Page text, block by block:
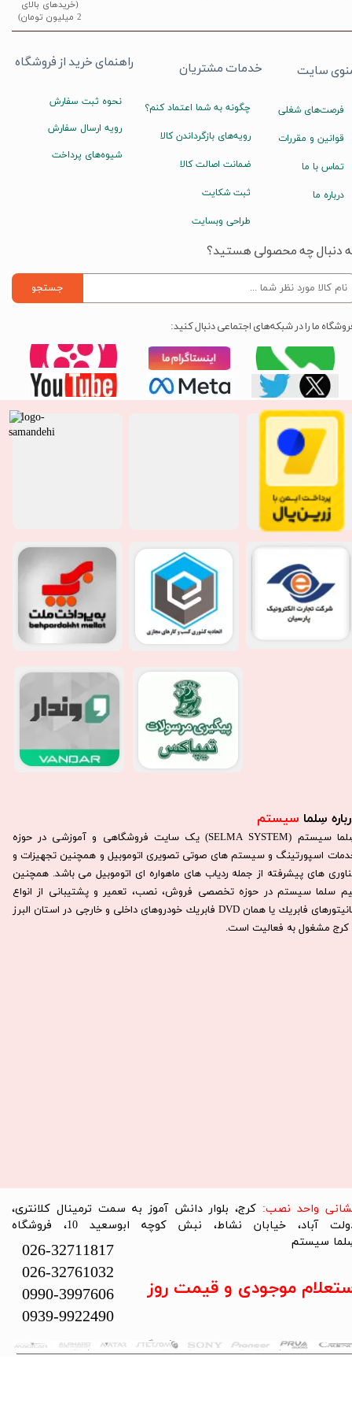
سِلما سیستم​​​​​​​
سِلما سيستم (SELMA SYSTEM) یک سایت فروشگاهی و آموزشی در حوزه
اسپورتینگ و سیستم های صوتی تصویری اتوموبیل و همچنین تجهیزات و
های پیشرفته از جمله ردیاب های ماهواره ای اتوموبیل می باشد. همچنين
سلما سيستم در حوزه تخصصی فروش، نصب، تعمير و پشتيبانی از انواع
مانيتورهای فابريك يا همان DVD فابريك خودروهای داخلی و خارجی در استان البرز
كرج مشغول به فعاليت است.​​​​​​​
(خریدهای بالای
2 میلیون تومان)
راهنمای خرید از فروشگاه
نحوه ثبت سفارش
رویه ارسال سفارش
شیوه‌های پرداخت
خدمات مشتریان
چگونه به شما اعتماد کنم؟
رویه‌های بازگرداندن کالا
ضمانت اصالت کالا
ثبت شکایت
طراحی وبسایت
سایت
فرصت‌های شغلی
قوانین و مقررات
تماس با ما
درباره ما
دنبال چه محصولی هستید؟
جستجو
ما را در شبکه‌های اجتماعی دنبال کنید:
تمام حقوق این سایت متعلق به فروشگاه سلما سیستم می‌باشد.
واحد نصب: کرج، بلوار دانش آموز به سمت ترمینال کلانتری،
دولت آباد، خیابان نشاط، نبش کوچه ابوسعید 10، فروشگاه
سیستم​​​​​​​
026-32711817
026-32761032
0990-3997606
0939-9922490
موجودی و قیمت روز